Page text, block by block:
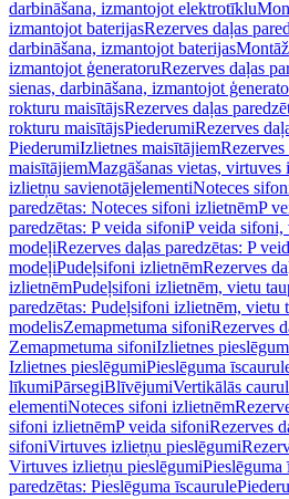
darbināšana, izmantojot elektrotīklu
izmantojot baterijasRezerves daļas
darbināšana, izmantojot baterijas
izmantojot ģeneratoruRezerves daļas
sienas, darbināšana, izmantojot
rokturu maisītājsRezerves daļas
rokturu maisītājsPiederumiRezerves
PiederumiIzlietnes maisītājiemRezerves
maisītājiemMazgāšanas vietas,
izlietņu savienotājelementiNoteces
paredzētas: Noteces sifoni izlietnēmP
paredzētas: P veida sifoniP veida sifoni,
modeļiRezerves daļas paredzētas: P
modeļiPudeļsifoni izlietnēmRezerves
izlietnēmPudeļsifoni izlietnēm, vietu
paredzētas: Pudeļsifoni izlietnēm, vietu
modelisZemapmetuma sifoniRezerves
Zemapmetuma sifoniIzlietnes
Izlietnes pieslēgumiPieslēguma
līkumiPārsegiBlīvējumiVertikālās
elementiNoteces sifoni izlietnēm
sifoni izlietnēmP veida sifoniRezerves
sifoniVirtuves izlietņu pieslēgumi
Virtuves izlietņu pieslēgumiPieslēguma
paredzētas: Pieslēguma īscaurule